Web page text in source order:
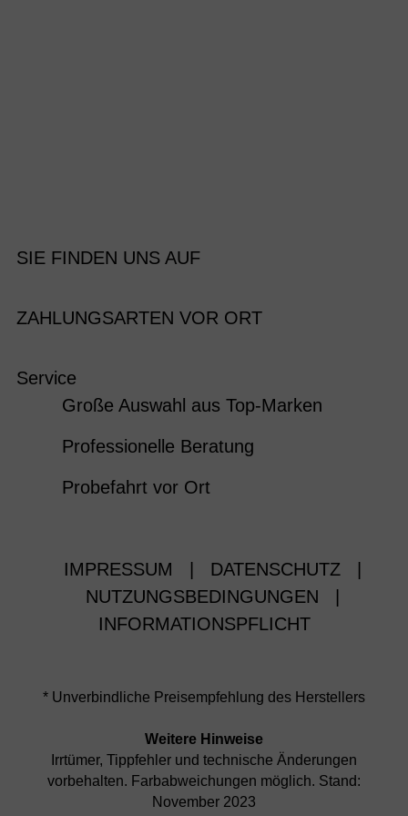
SIE FINDEN UNS AUF
ZAHLUNGSARTEN VOR ORT
Service
Große Auswahl aus Top-Marken
Professionelle Beratung
Probefahrt vor Ort
IMPRESSUM DATENSCHUTZ
NUTZUNGSBEDINGUNGEN
INFORMATIONSPFLICHT
* Unverbindliche Preisempfehlung des Herstellers
Weitere Hinweise
Irrtümer, Tippfehler und technische Änderungen
vorbehalten. Farbabweichungen möglich. Stand:
November 2023